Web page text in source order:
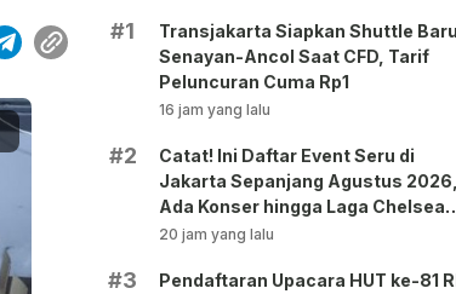
#1
Transjakarta Siapkan Shuttle Baru
Senayan-Ancol Saat CFD, Tarif
Peluncuran Cuma Rp1
16 jam yang lalu
#2
Catat! Ini Daftar Event Seru di
Jakarta Sepanjang Agustus 2026,
Ada Konser hingga Laga Chelsea
vs AC Milan
20 jam yang lalu
#3
Pendaftaran Upacara HUT ke-81